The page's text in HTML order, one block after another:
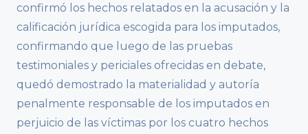
confirmó los hechos relatados en la acusación y la
calificación jurídica escogida para los imputados,
confirmando que luego de las pruebas
testimoniales y periciales ofrecidas en debate,
quedó demostrado la materialidad y autoría
penalmente responsable de los imputados en
perjuicio de las víctimas por los cuatro hechos